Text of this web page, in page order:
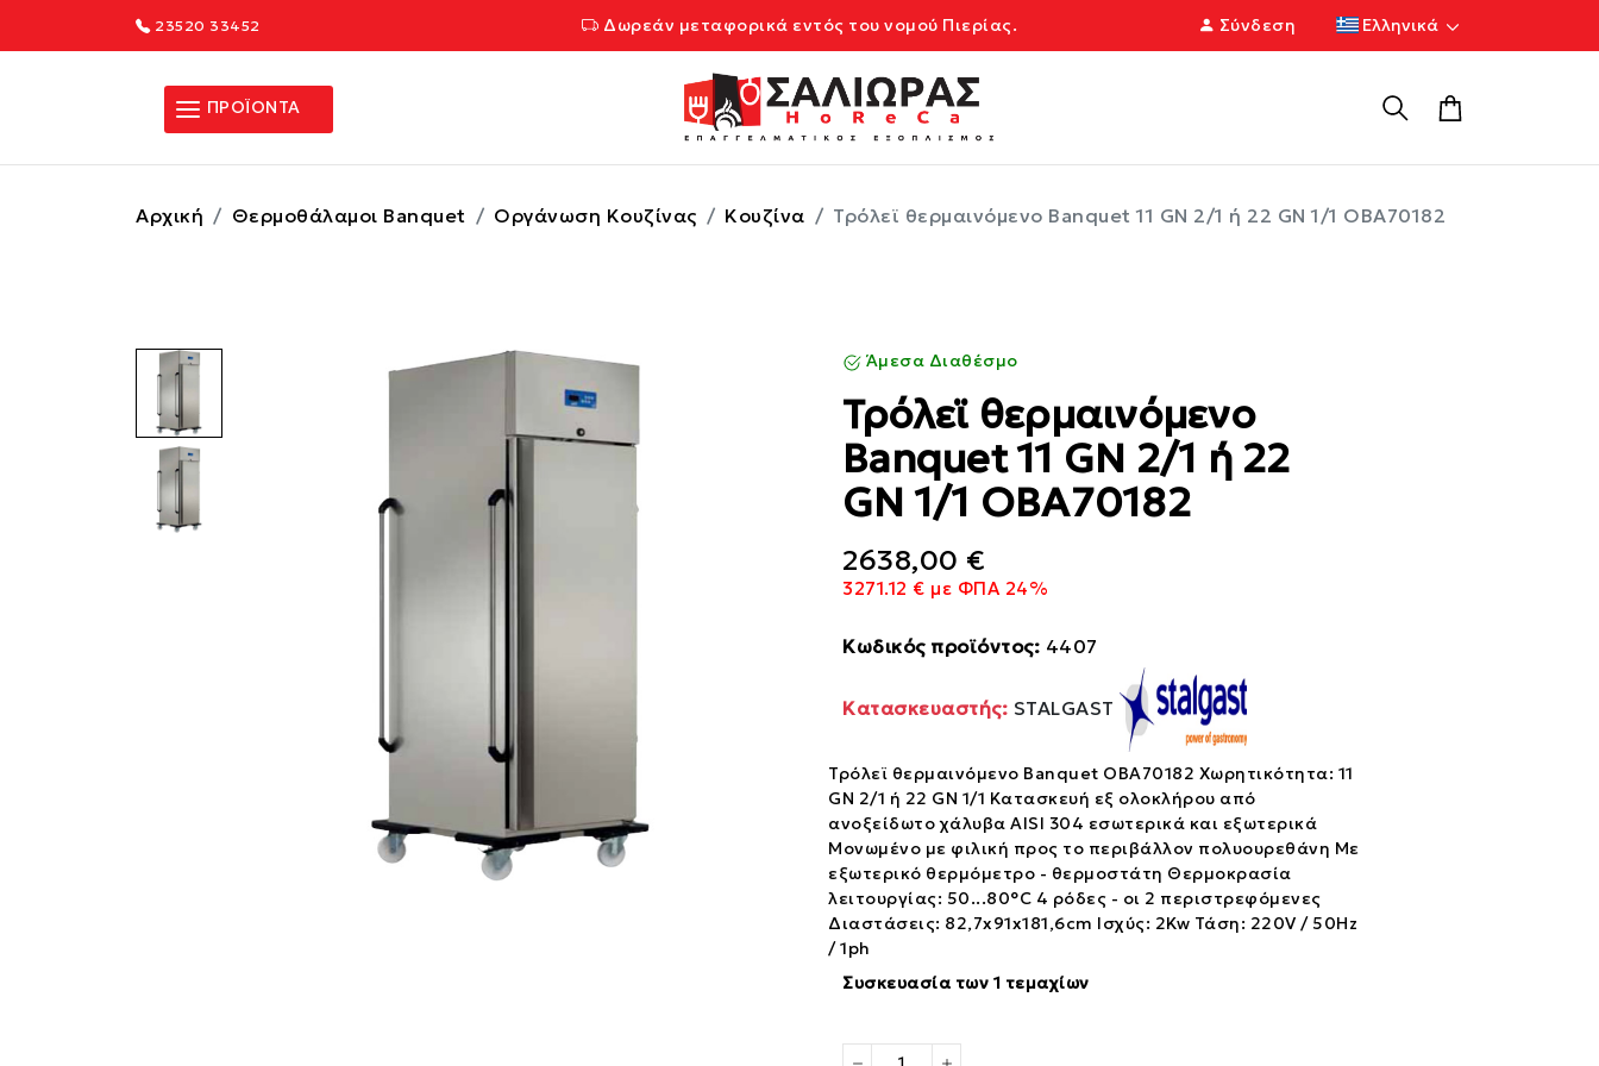
23520 33452 Δωρεάν μεταφορικά εντός του νομού Πιερίας. Σύνδεση Ελληνικά
ΠΡΟΪΟΝΤΑ
Αρχική Θερμοθάλαμοι Banquet Οργάνωση Κουζίνας Κουζίνα Τρόλεϊ θερμαινόμενο Banquet 11 GN 2/1 ή 22 GN 1/1 OBA70182
Άμεσα Διαθέσμο
Τρόλεϊ θερμαινόμενο
Banquet 11 GN 2/1 ή 22
GN 1/1 OBA70182
2638,00 €
3271.12 € με ΦΠΑ 24%
Κωδικός προϊόντος: 4407
Κατασκευαστής: STALGAST
Τρόλεϊ θερμαινόμενο Banquet OBA70182 Χωρητικότητα: 11
GN 2/1 ή 22 GN 1/1 Κατασκευή εξ ολοκλήρου από
ανοξείδωτο χάλυβα AISI 304 εσωτερικά και εξωτερικά
Μονωμένο με φιλική προς το περιβάλλον πολυουρεθάνη Με
εξωτερικό θερμόμετρο - θερμοστάτη Θερμοκρασία
λειτουργίας: 50...80°C 4 ρόδες - οι 2 περιστρεφόμενες
Διαστάσεις: 82,7x91x181,6cm Ισχύς: 2Kw Τάση: 220V / 50Hz
/ 1ph
Συσκευασία των 1 τεμαχίων